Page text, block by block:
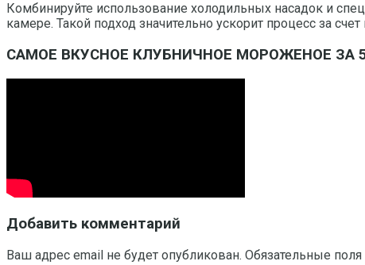
Комбинируйте использование холодильных насадок и
камере. Такой подход значительно ускорит процесс за
САМОЕ ВКУСНОЕ КЛУБНИЧНОЕ МОРОЖЕНОЕ ЗА 5
Добавить комментарий
Ваш адрес email не будет опубликован. Обязательные